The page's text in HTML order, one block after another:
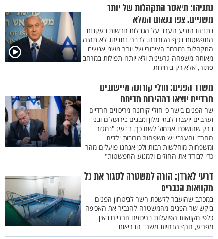
נתניהו: תיאסר התקהלות של יותר
משניים. צפו בנאום המלא
נתניהו הודיע הערב על הגבלות חדשות בעקבות
התפשטות נגיף הקורונה. לדברי נתניהו, לא תהיה
התקהלות במרחב הציבורי של יותר משני אנשים
מאותה משפחה גרעינית ולא יותרו תפילות במרחב
פתוח, אלא רק ביחידות
משרד הפנים: חולי קורונה מיישובים
חרדיים יוצאו במהירות מביתם
שר הפנים בישר כי חולי קורונה מריכוזים חרדיים
וערביים יועברו לבתי מלון ומבנים בירושלים ובני
ברק שהושכרו אתמול לשם כך. דרעי: "במגזר
החרדי והערבי יש משפחות מרובות ילדים
ומשפחות מוחלשות רבות ולכן אנחנו פועלים מהר
כדי לבודד את החולים ולמנוע התפשטות"
דרעי לארדן: הורה למשטרה לסגור את כל
מקוואות הגברים
במכתב שהועבר ללשכת השר לביטחון הפנים
ביקש שר הפנים מהמשטרה להגביר את האכיפה
כלפי מקוואות הפועלות בריכוזים חרדיים באין
מפריע, חרף הנחיות משרד הבריאות